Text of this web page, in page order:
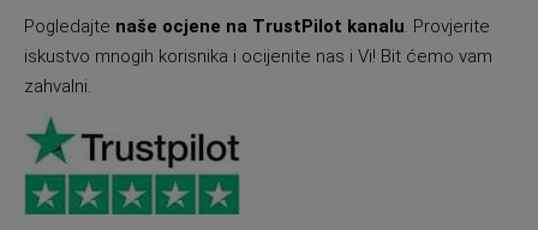
Pogledajte naše ocjene na TrustPilot kanalu. Provjerite
iskustvo mnogih korisnika i ocijenite nas i Vi! Bit ćemo vam
zahvalni.